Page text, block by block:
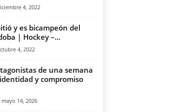
4, 2022
y es bicampeón del
| Hockey –...
4, 2022
de una semana
y compromiso
mayo 14, 2026